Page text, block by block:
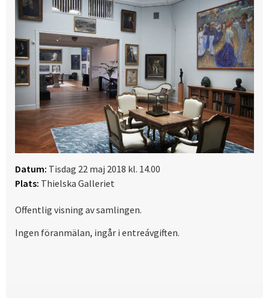
Datum: Tisdag 22 maj 2018 kl. 14.00
Plats: Thielska Galleriet
Offentlig visning av samlingen.
Ingen föranmälan, ingår i entreávgiften.